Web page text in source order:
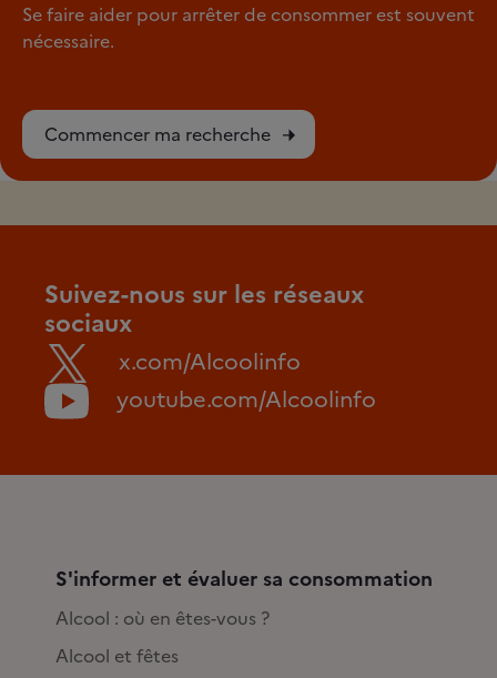
Se faire aider pour arrêter de consommer est souvent
nécessaire.
Commencer ma recherche
Suivez-nous sur les réseaux
sociaux
x.com/Alcoolinfo
youtube.com/Alcoolinfo
S'informer et évaluer sa consommation
Alcool : où en êtes-vous ?
Alcool et fêtes